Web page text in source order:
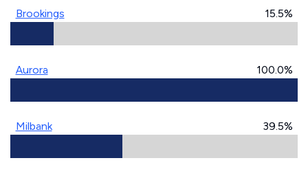
Brookings 15.5%
Aurora 100.0%
Milbank 39.5%